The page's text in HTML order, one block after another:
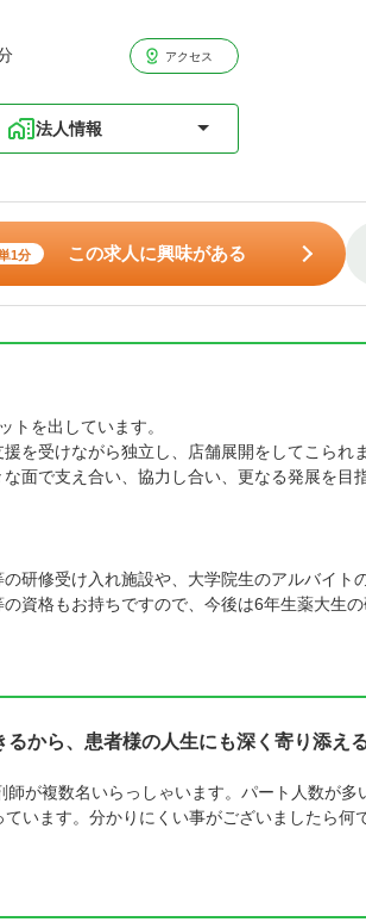
アクセス
法人情報
1分 この求人に興味がある
トを出しています。
を受けながら独立し、店舗展開をしてこられま
面で支え合い、協力し合い、更なる発展を目
研修受け入れ施設や、大学院生のアルバイト
資格もお持ちですので、今後は6年生薬大生
から、患者様の人生にも深く寄り添える
が複数名いらっしゃいます。パート人数が多
います。分かりにくい事がございましたら何